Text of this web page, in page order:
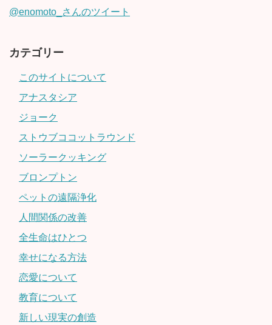
@enomoto_さんのツイート
カテゴリー
このサイトについて
アナスタシア
ジョーク
ストウブココットラウンド
ソーラークッキング
ブロンプトン
ペットの遠隔浄化
人間関係の改善
全生命はひとつ
幸せになる方法
恋愛について
教育について
新しい現実の創造